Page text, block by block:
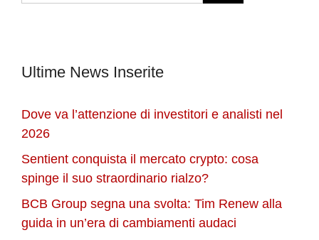
Ultime News Inserite
Dove va l’attenzione di investitori e analisti nel
2026
Sentient conquista il mercato crypto: cosa
spinge il suo straordinario rialzo?
BCB Group segna una svolta: Tim Renew alla
guida in un’era di cambiamenti audaci